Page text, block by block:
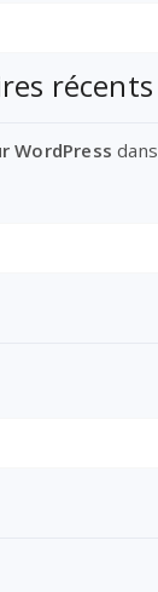
récents
WordPress dans